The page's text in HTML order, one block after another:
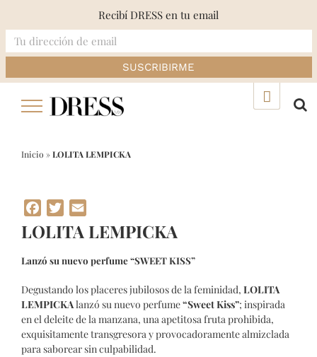
Inicio »LOLITA LEMPICKA
Facebook
Twitter
LOLITA LEMPICKA
Lanzó su nuevo perfume “SWEET KISS”
Degustando los placeres jubilosos de la feminidad, LOLITA
LEMPICKAlanzó su nuevo perfume“Sweet Kiss”; inspirada
en el deleite de la manzana, una apetitosa fruta prohibida,
exquisitamente transgresora y provocadoramente almizclada
para saborear sin culpabilidad.
Recibí DRESS en tu email